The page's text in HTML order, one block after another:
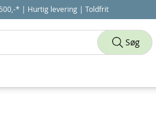
* | Hurtig levering | Toldfrit
Søg